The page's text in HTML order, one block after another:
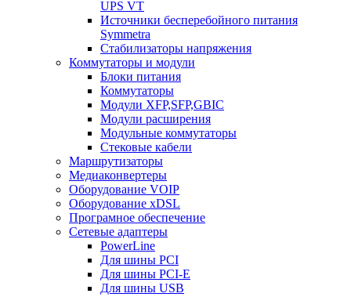
UPS VT
Источники бесперебойного питания
Symmetra
Стабилизаторы напряжения
Коммутаторы и модули
Блоки питания
Коммутаторы
Модули XFP,SFP,GBIC
Модули расширения
Модульные коммутаторы
Стековые кабели
Маршрутизаторы
Медиаконвертеры
Оборудование VOIP
Оборудование xDSL
Програмное обеспечение
Сетевые адаптеры
PowerLine
Для шины PCI
Для шины PCI-E
Для шины USB